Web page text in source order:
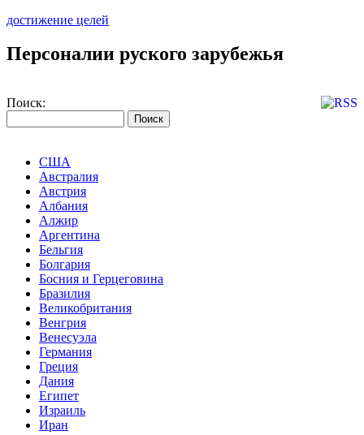
достижение целей
Персоналии руского зарубежья
Поиск:
США
Австралия
Австрия
Албания
Алжир
Аргентина
Бельгия
Болгария
Босния и Герцеговина
Бразилия
Великобритания
Венгрия
Венесуэла
Германия
Греция
Дания
Египет
Израиль
Иран